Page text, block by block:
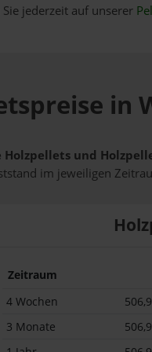
jederzeit auf unserer
in
und
im jeweiligen
Zeitraum
4 Wochen
3 Monate